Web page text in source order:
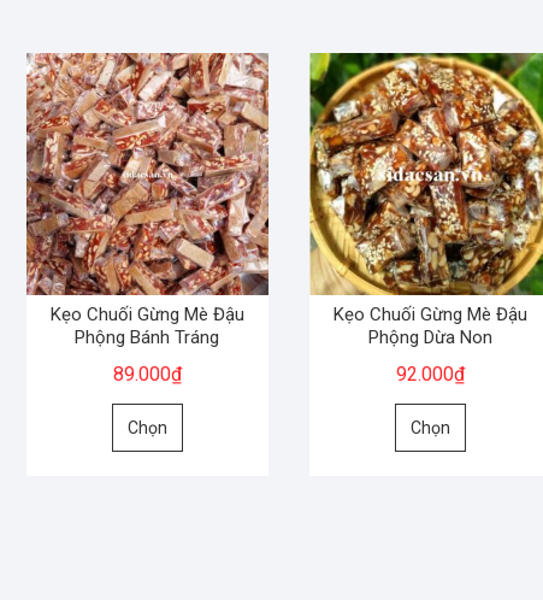
Kẹo Chuối Gừng Mè Đậu
Phộng Bánh Tráng
89.000₫
Chọn
Sản
Kẹo Chuối Gừng Mè Đậu
Phộng Dừa Non
92.000₫
Chọn
Sản